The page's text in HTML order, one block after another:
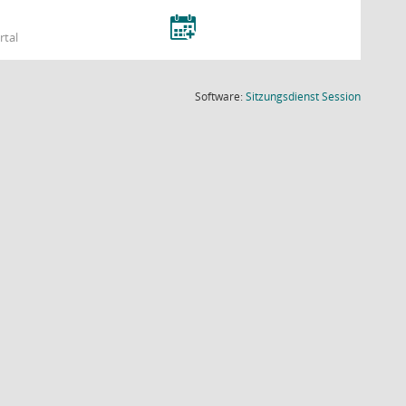
Software:SitzungsdienstSession(Wird in